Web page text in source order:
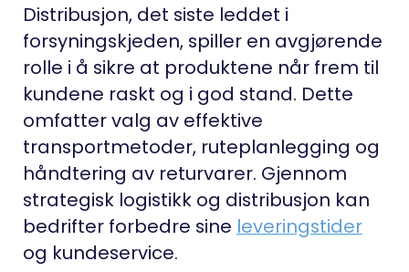
Distribusjon, det siste leddet i
forsyningskjeden, spiller en avgjørende
rolle i å sikre at produktene når frem til
kundene raskt og i god stand. Dette
omfatter valg av effektive
transportmetoder, ruteplanlegging og
håndtering av returvarer. Gjennom
strategisk logistikk og distribusjon kan
bedrifter forbedre sine leveringstider
og kundeservice.